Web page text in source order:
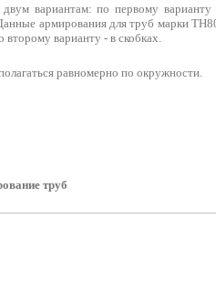
вариантам: по первому варианту
армирования для труб марки
варианту - в скобках.
равномерно по окружности.
труб